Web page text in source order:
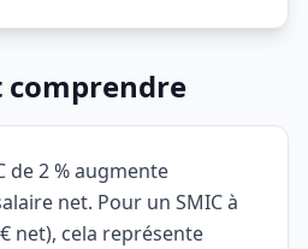
comprendre
de 2 % augmente
net. Pour un SMIC à
net), cela représente